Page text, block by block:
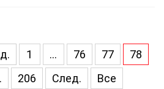
1 ... 76 77
78
206 След. Все